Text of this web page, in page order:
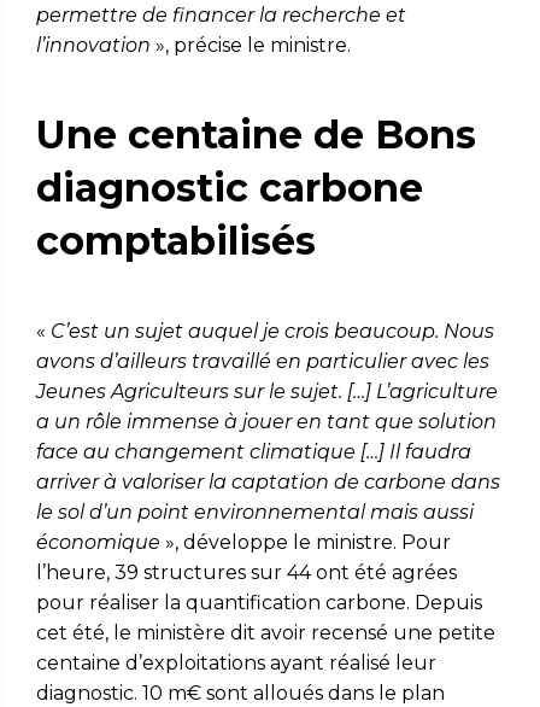
permettre de financer la recherche et
l’innovation », précise le ministre.
Une centaine de Bons
diagnostic carbone
comptabilisés
« C’est un sujet auquel je crois beaucoup. Nous
avons d’ailleurs travaillé en particulier avec les
Jeunes Agriculteurs sur le sujet. […] L’agriculture
a un rôle immense à jouer en tant que solution
face au changement climatique […] Il faudra
arriver à valoriser la captation de carbone dans
le sol d’un point environnemental mais aussi
économique », développe le ministre. Pour
l’heure, 39 structures sur 44 ont été agrées
pour réaliser la quantification carbone. Depuis
cet été, le ministère dit avoir recensé une petite
centaine d’exploitations ayant réalisé leur
diagnostic. 10 m€ sont alloués dans le plan